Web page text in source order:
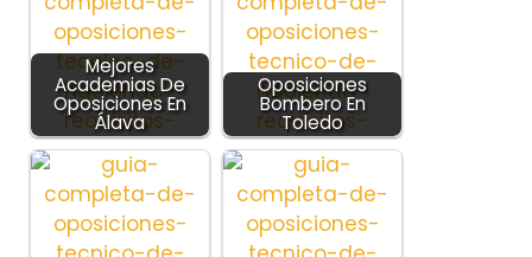
Mejores
Academias De
Oposiciones En
Álava
Oposiciones
Bombero En
Toledo